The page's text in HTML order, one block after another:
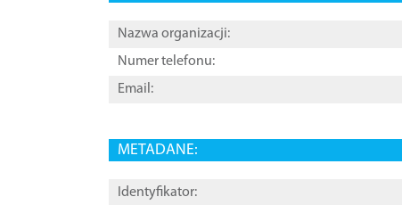
Nazwa organizacji:
Numer telefonu:
Email:
METADANE:
Identyfikator: